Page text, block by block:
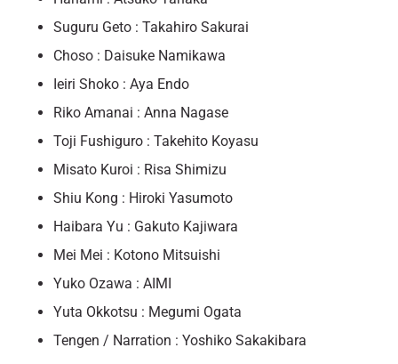
Suguru Geto : Takahiro Sakurai
Choso : Daisuke Namikawa
Ieiri Shoko : Aya Endo
Riko Amanai : Anna Nagase
Toji Fushiguro : Takehito Koyasu
Misato Kuroi : Risa Shimizu
Shiu Kong : Hiroki Yasumoto
Haibara Yu : Gakuto Kajiwara
Mei Mei : Kotono Mitsuishi
Yuko Ozawa : AIMI
Yuta Okkotsu : Megumi Ogata
Tengen / Narration : Yoshiko Sakakibara